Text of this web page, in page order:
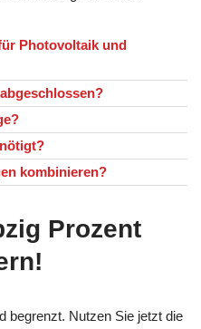
Photovoltaik und
kombinieren?
Prozent
begrenzt. Nutzen Sie jetzt die